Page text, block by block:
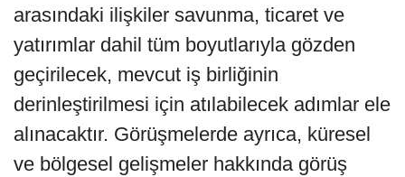
arasındaki ilişkiler savunma, ticaret ve
yatırımlar dahil tüm boyutlarıyla gözden
geçirilecek, mevcut iş birliğinin
derinleştirilmesi için atılabilecek adımlar ele
alınacaktır. Görüşmelerde ayrıca, küresel
ve bölgesel gelişmeler hakkında görüş